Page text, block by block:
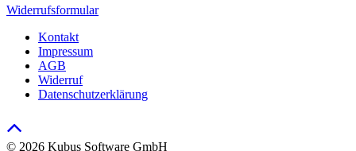
Widerrufsformular
Kontakt
Impressum
AGB
Widerruf
Datenschutzerklärung
© 2026 Kubus Software GmbH